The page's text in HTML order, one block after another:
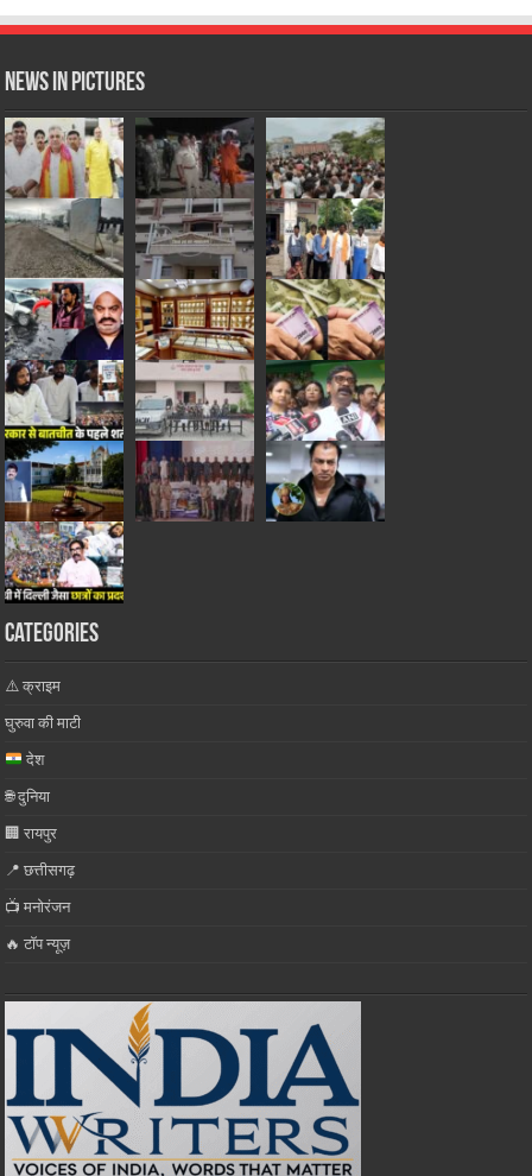
News in Pictures
Categories
⚠️ क्राइम
घुरुवा की माटी
देश
🌐 दुनिया
🏢 रायपुर
📍 छत्तीसगढ़
📺 मनोरंजन
🔥 टॉप न्यूज़